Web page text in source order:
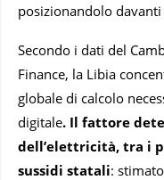
posizionandolo
Secondo i dati del
Finance, la Libia
globale di calcolo
digitale. Il fattore
dell’elettricità, tra i
sussidi statali: